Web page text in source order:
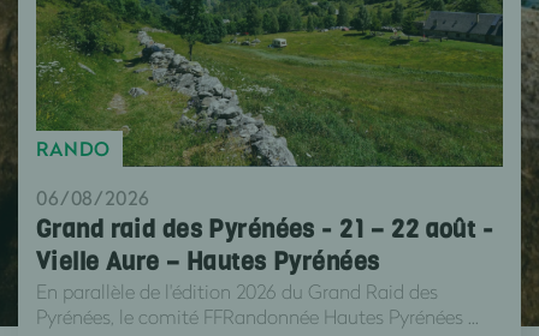
RANDO
06/08/2026
Grand raid des Pyrénées - 21 – 22 août -
Vielle Aure – Hautes Pyrénées
En parallèle de l'édition 2026 du Grand Raid des
Pyrénées, le comité FFRandonnée Hautes Pyrénées ...